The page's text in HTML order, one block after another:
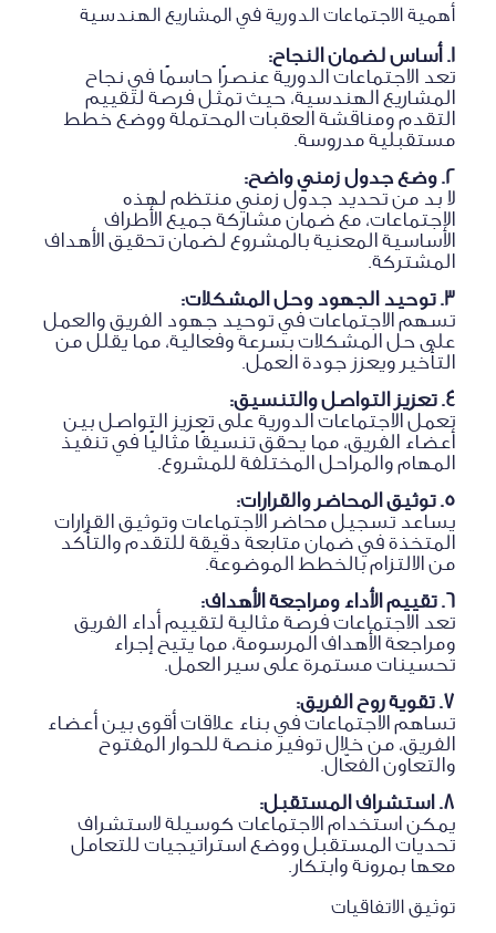
أهمية الاجتماعات الدورية في المشاريع الهندسية
1. أساس لضمان النجاح:
تعد الاجتماعات الدورية عنصرًا حاسمًا في نجاح
المشاريع الهندسية، حيث تمثل فرصة لتقييم
التقدم ومناقشة العقبات المحتملة ووضع خطط
مستقبلية مدروسة.
2. وضع جدول زمني واضح:
لا بد من تحديد جدول زمني منتظم لهذه
الاجتماعات، مع ضمان مشاركة جميع الأطراف
الأساسية المعنية بالمشروع لضمان تحقيق الأهداف
المشتركة.
3. توحيد الجهود وحل المشكلات:
تسهم الاجتماعات في توحيد جهود الفريق والعمل
على حل المشكلات بسرعة وفعالية، مما يقلل من
التأخير ويعزز جودة العمل.
4. تعزيز التواصل والتنسيق:
تعمل الاجتماعات الدورية على تعزيز التواصل بين
أعضاء الفريق، مما يحقق تنسيقًا مثاليًا في تنفيذ
المهام والمراحل المختلفة للمشروع.
5. توثيق المحاضر والقرارات:
يساعد تسجيل محاضر الاجتماعات وتوثيق القرارات
المتخذة في ضمان متابعة دقيقة للتقدم والتأكد
من الالتزام بالخطط الموضوعة.
6. تقييم الأداء ومراجعة الأهداف:
تعد الاجتماعات فرصة مثالية لتقييم أداء الفريق
ومراجعة الأهداف المرسومة، مما يتيح إجراء
تحسينات مستمرة على سير العمل.
7. تقوية روح الفريق:
تساهم الاجتماعات في بناء علاقات أقوى بين أعضاء
الفريق، من خلال توفير منصة للحوار المفتوح
والتعاون الفعّال.
8. استشراف المستقبل:
يمكن استخدام الاجتماعات كوسيلة لاستشراف
تحديات المستقبل ووضع استراتيجيات للتعامل
معها بمرونة وابتكار.
توثيق الاتفاقيات